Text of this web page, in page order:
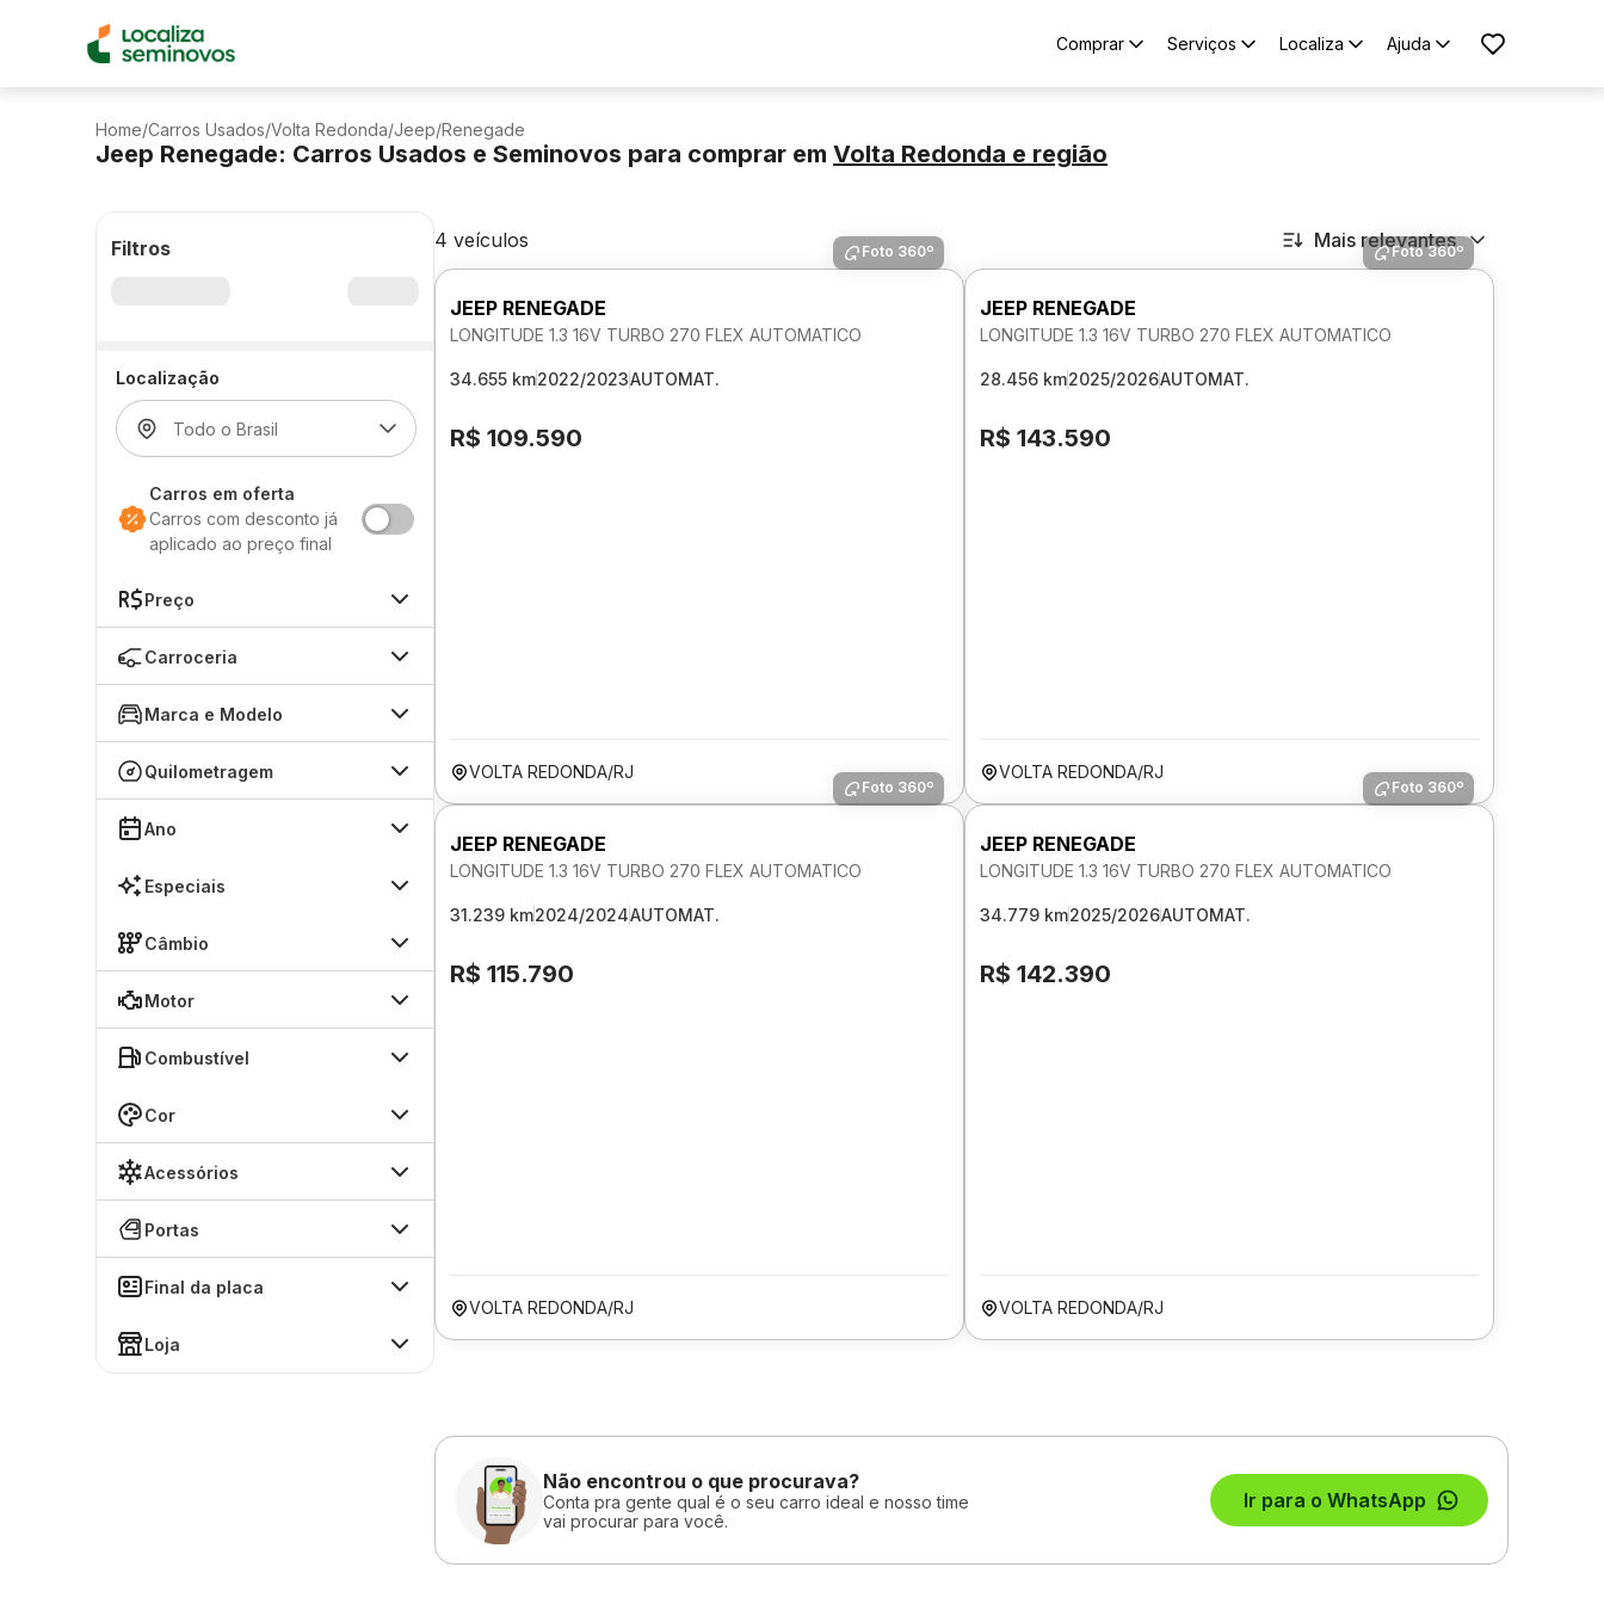
Comprar Serviços Localiza Ajuda
Home/Carros Usados/Volta Redonda/Jeep/Renegade
Jeep Renegade: Carros Usados e Seminovos para comprar em Volta Redonda e região
Filtros
Localização
Carros em oferta
Carros com desconto já
aplicado ao preço final
Preço
Carroceria
Marca e Modelo
Quilometragem
Ano
Especiais
Câmbio
Motor
Combustível
Cor
Acessórios
Portas
Final da placa
Loja
4 veículos Mais relevantes
Foto 360º
JEEP RENEGADE
LONGITUDE 1.3 16V TURBO 270 FLEX AUTOMATICO
34.655 km2022/2023AUTOMAT.
R$ 109.590
VOLTA REDONDA/RJ
Foto 360º
JEEP RENEGADE
LONGITUDE 1.3 16V TURBO 270 FLEX AUTOMATICO
28.456 km2025/2026AUTOMAT.
R$ 143.590
VOLTA REDONDA/RJ
Foto 360º
JEEP RENEGADE
LONGITUDE 1.3 16V TURBO 270 FLEX AUTOMATICO
31.239 km2024/2024AUTOMAT.
R$ 115.790
VOLTA REDONDA/RJ
Foto 360º
JEEP RENEGADE
LONGITUDE 1.3 16V TURBO 270 FLEX AUTOMATICO
34.779 km2025/2026AUTOMAT.
R$ 142.390
VOLTA REDONDA/RJ
Não encontrou o que procurava?
Conta pra gente qual é o seu carro ideal e nosso time
vai procurar para você.
Ir para o WhatsApp